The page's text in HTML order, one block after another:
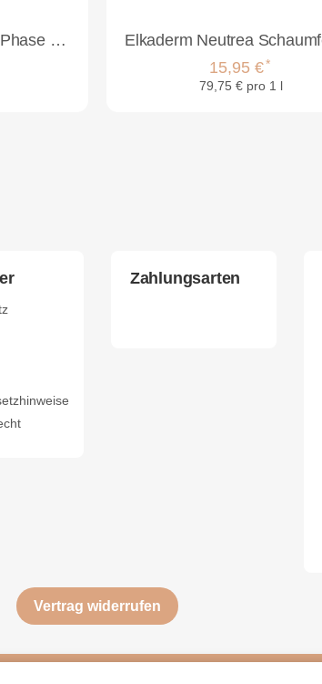
Elkaderm Keraphlex 2-Phase Power Infusion 100ml
15,95 €*
79,75 € pro 1 l
Zahlungsarten
Vertrag widerrufen